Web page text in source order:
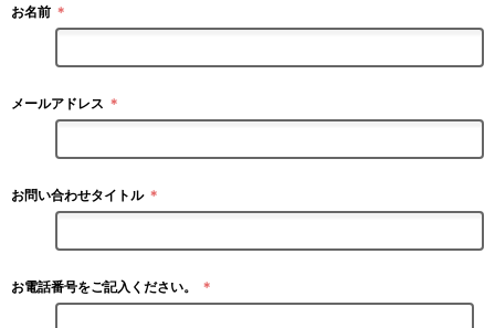
お名前 ＊
メールアドレス ＊
お問い合わせタイトル ＊
お電話番号をご記入ください。 ＊